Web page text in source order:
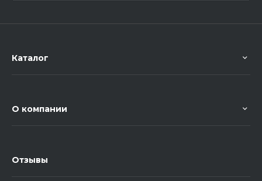
Каталог
О компании
Отзывы